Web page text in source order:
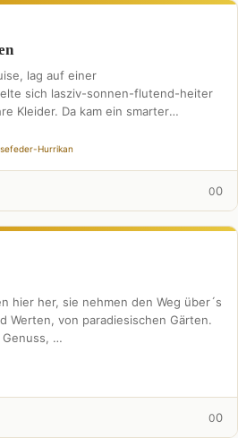
lag auf einer
sich lasziv-sonnen-flutend-heiter
Kleider. Da kam ein smarter
Hurrikan
00
hier her, sie nehmen den Weg über´s
Werten, von paradiesischen Gärten.
Genuss, …
00